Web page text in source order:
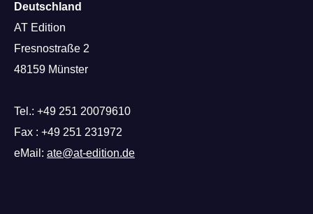
Deutschland
AT Edition
Fresnostraße 2
48159 Münster
Tel.: +49 251 20079610
Fax : +49 251 231972
eMail: ate@at-edition.de